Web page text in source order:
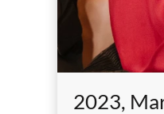
2023,